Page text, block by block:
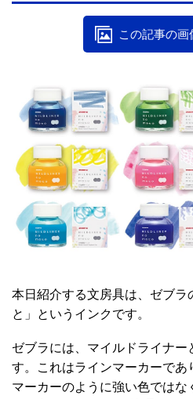
この記事の画
本日紹介する文房具は、ゼブラ
と」というインクです。
ゼブラには、マイルドライナー
す。これはラインマーカーであ
マーカーのように強い色では